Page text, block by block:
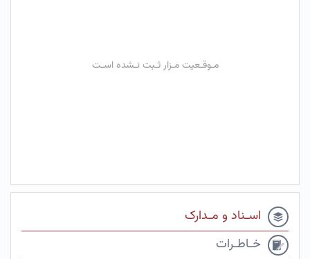
مـوقـعیت مـزار ثـبت نـشده اسـت
اسـناد و مـدارک
خـاطـرات